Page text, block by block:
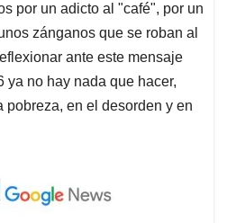
por un adicto al "café", por un
zánganos que se roban al
ante este mensaje
ya no hay nada que hacer,
pobreza, en el desorden y en